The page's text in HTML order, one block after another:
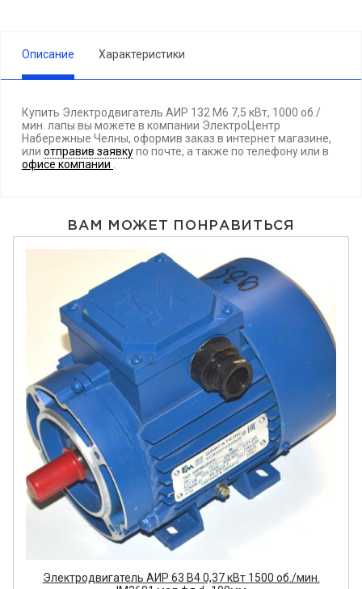
Описание Характеристики
Купить Электродвигатель АИР 132 М6 7,5 кВт, 1000 об./
мин. лапы вы можете в компании ЭлектроЦентр
Набережные Челны, оформив заказ в интернет магазине,
или отправив заявкупо почте, а также по телефонуили в
офисе компании
ВАМ МОЖЕТ ПОНРАВИТЬСЯ
Электродвигатель АИР 63 В4 0,37 кВт 1500 об./мин.